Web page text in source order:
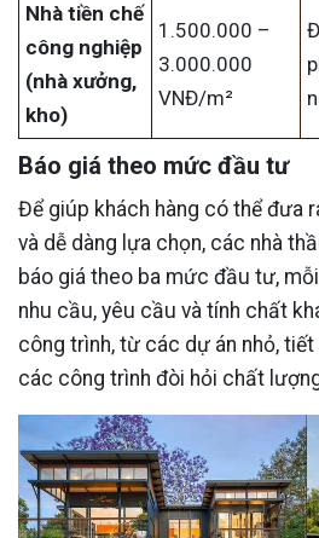
Nhà tiền chế
công nghiệp
(nhà xưởng,
kho)
1.500.000 –
3.000.000
VNĐ/m²
Báo giá theo mức đầu tư
Để giúp khách hàng có thể đưa
và dễ dàng lựa chọn, các nhà
báo giá theo ba mức đầu tư,
nhu cầu, yêu cầu và tính chất
công trình, từ các dự án nhỏ,
các công trình đòi hỏi chất